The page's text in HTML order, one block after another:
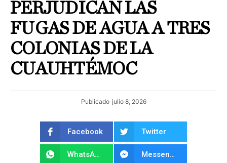
PERJUDICAN LAS
FUGAS DE AGUA A TRES
COLONIAS DE LA
CUAUHTÉMOC
Publicado julio 8, 2026
Facebook Twitter
WhatsApp Messenger